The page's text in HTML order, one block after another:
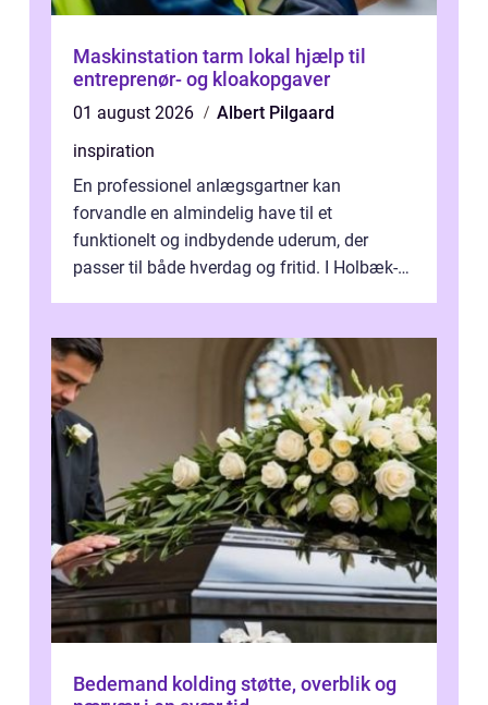
Maskinstation tarm lokal hjælp til
entreprenør- og kloakopgaver
01 august 2026
Albert Pilgaard
inspiration
En professionel anlægsgartner kan
forvandle en almindelig have til et
funktionelt og indbydende uderum, der
passer til både hverdag og fritid. I Holbæk-
Bedemand kolding støtte, overblik og